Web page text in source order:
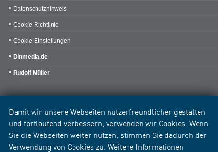
Damit wir unsere Webseiten nutzerfreundlicher gestalten
und fortlaufend verbessern, verwenden wir Cookies. Wenn
Sie die Webseiten weiter nutzen, stimmen Sie dadurch der
Verwendung von Cookies zu. Weitere Informationen
Datenschutzhinweis
Cookie-Richtlinie
Cookie-Einstellungen
Dinmedia.de
Rudolf Müller